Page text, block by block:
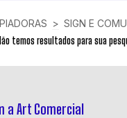
> SIGN E
temos resultados para sua
a Art Comercial